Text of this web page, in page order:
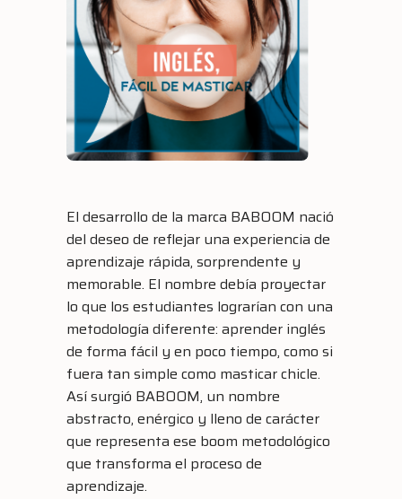
El desarrollo de la marca BABOOM nació
del deseo de reflejar una experiencia de
aprendizaje rápida, sorprendente y
memorable. El nombre debía proyectar
lo que los estudiantes lograrían con una
metodología diferente: aprender inglés
de forma fácil y en poco tiempo, como si
fuera tan simple como masticar chicle.
Así surgió BABOOM, un nombre
abstracto, enérgico y lleno de carácter
que representa ese boom metodológico
que transforma el proceso de
aprendizaje.